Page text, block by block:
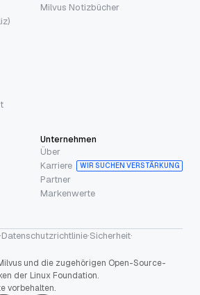
Milvus Notizbücher
Unternehmen
Über
Karriere
WIR SUCHEN VERSTÄRKUNG
Partner
Markenwerte
·Datenschutzrichtlinie·Sicherheit·
Milvus und die zugehörigen Open-Source-
der Linux Foundation.
vorbehalten.